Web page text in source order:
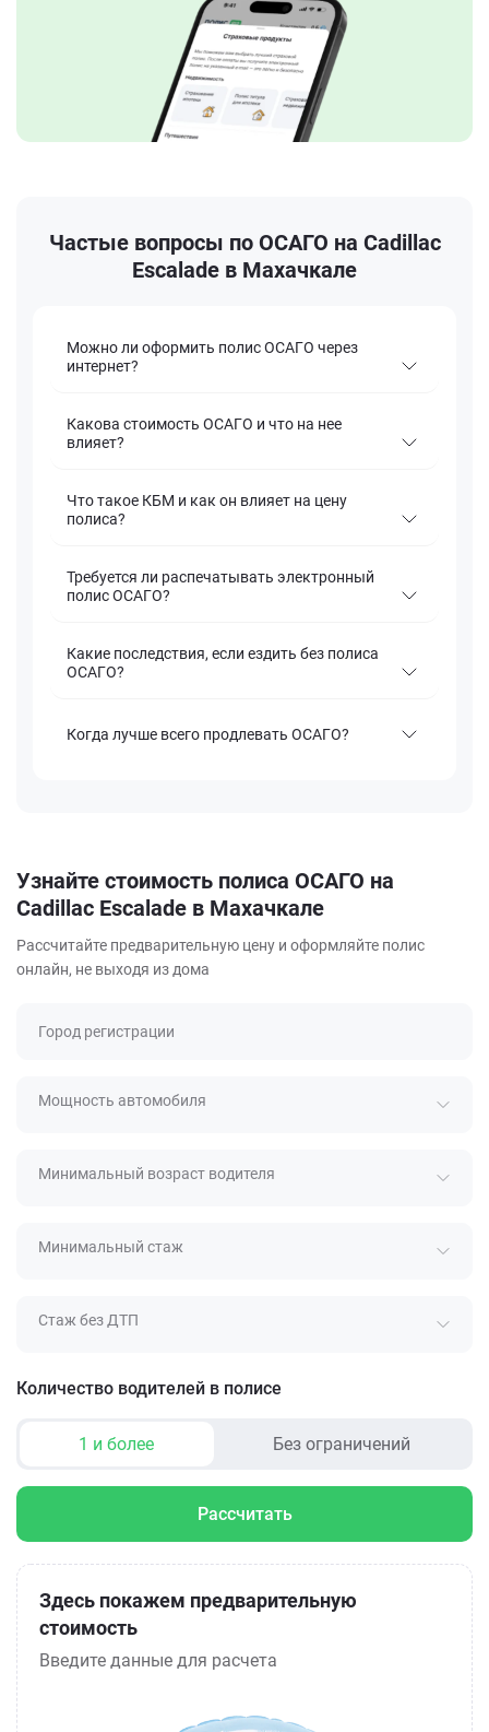
Частые вопросы по ОСАГО на Cadillac
Escalade в Махачкале
Можно ли оформить полис ОСАГО через
интернет?
Какова стоимость ОСАГО и что на нее
влияет?
Что такое КБМ и как он влияет на цену
полиса?
Требуется ли распечатывать электронный
полис ОСАГО?
Какие последствия, если ездить без полиса
ОСАГО?
Когда лучше всего продлевать ОСАГО?
Узнайте стоимость полиса ОСАГО на
Cadillac Escalade в Махачкале
Рассчитайте предварительную цену и оформляйте полис
онлайн, не выходя из дома
Город регистрации
Мощность автомобиля
Минимальный возраст водителя
Минимальный стаж
Стаж без ДТП
Количество водителей в полисе
1 и более Без ограничений
Рассчитать
Здесь покажем предварительную
стоимость
Введите данные для расчета